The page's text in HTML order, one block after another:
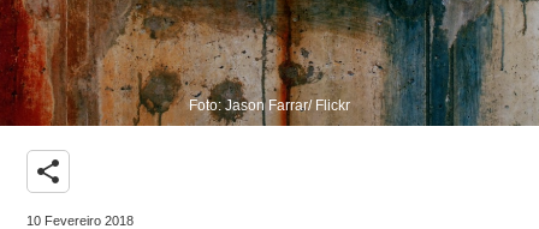
Foto: Jason Farrar/ Flickr
share
10 Fevereiro 2018